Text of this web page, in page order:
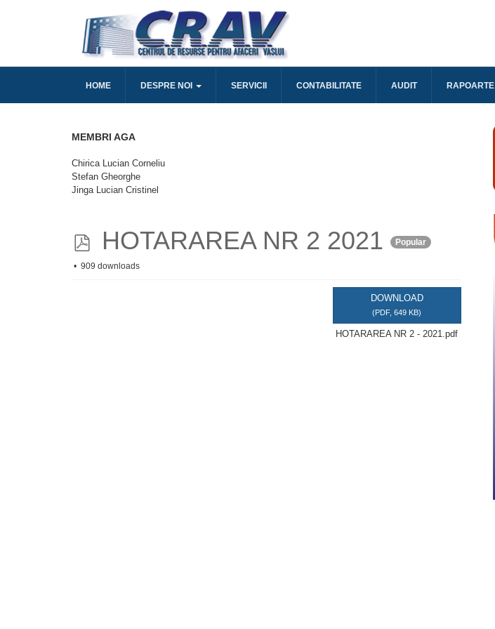
HOME DESPRE NOI SERVICII CONTABILITATE AUDIT RAPOARTE
MEMBRI AGA
Chirica Lucian Corneliu
Stefan Gheorghe
Jinga Lucian Cristinel
p
d
HOTARAREA NR 2 2021 Popular
909 downloads
DOWNLOAD
(PDF,649 KB)
HOTARAREA NR 2 - 2021.pdf